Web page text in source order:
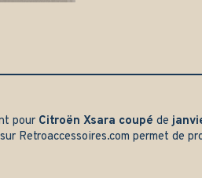
pour Citroën Xsara coupé de
Retroaccessoires.com permet de